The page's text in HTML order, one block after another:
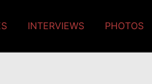
INTERVIEWS PHOTOS